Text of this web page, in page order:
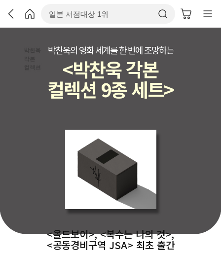
박찬욱의 영화 세계를 한 번에 조망하는
<박찬욱 각본
컬렉션 9종 세트>
<올드보이>, <복수는 나의 것>,
<공동경비구역 JSA> 최초 출간